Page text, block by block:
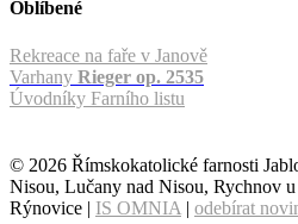
Oblíbené
Rekreace na faře v Janově
Varhany Rieger op. 2535
Úvodníky Farního listu
© 2026 Římskokatolické farnosti
Nisou, Lučany nad Nisou, Rychnov
Rýnovice | IS OMNIA | odebírat